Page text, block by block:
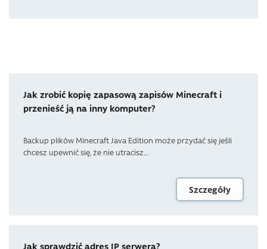
Jak zrobić kopię zapasową zapisów Minecraft i
przenieść ją na inny komputer?
Backup plików Minecraft Java Edition może przydać się jeśli
chcesz upewnić się, że nie utracisz...
Szczegóły
Jak sprawdzić adres IP serwera?